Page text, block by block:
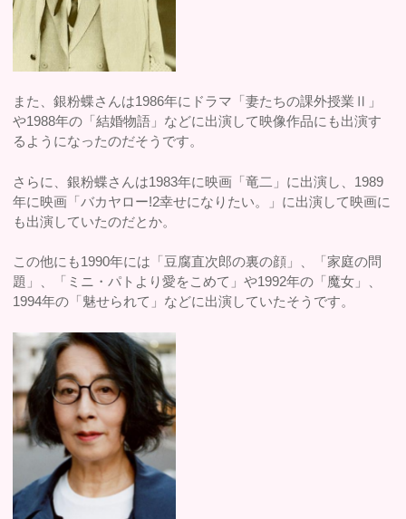
また、銀粉蝶さんは1986年にドラマ「妻たちの課外授業Ⅱ」
や1988年の「結婚物語」などに出演して映像作品にも出演す
るようになったのだそうです。
さらに、銀粉蝶さんは1983年に映画「竜二」に出演し、1989
年に映画「バカヤロー!2幸せになりたい。」に出演して映画に
も出演していたのだとか。
この他にも1990年には「豆腐直次郎の裏の顔」、「家庭の問
題」、「ミニ・パトより愛をこめて」や1992年の「魔女」、
1994年の「魅せられて」などに出演していたそうです。